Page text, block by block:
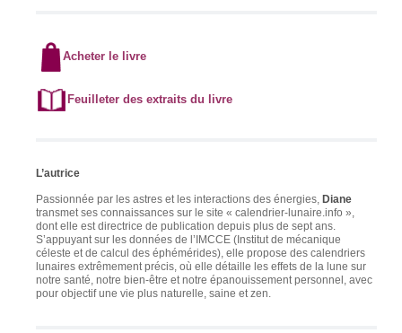
Acheter le livre
Feuilleter des extraits du livre
L’autrice
Passionnée par les astres et les interactions des énergies, Diane
transmet ses connaissances sur le site « calendrier-lunaire.info »,
dont elle est directrice de publication depuis plus de sept ans.
S’appuyant sur les données de l’IMCCE (Institut de mécanique
céleste et de calcul des éphémérides), elle propose des calendriers
lunaires extrêmement précis, où elle détaille les effets de la lune sur
notre santé, notre bien-être et notre épanouissement personnel, avec
pour objectif une vie plus naturelle, saine et zen.